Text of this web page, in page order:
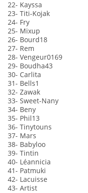
22- Kayssa
23- Titi-Kojak
24- Fry
25- Mixup
26- Bourd18
27- Rem
28- Vengeur0169
29- Boudha43
30- Carlita
31- Bells1
32- Zawak
33- Sweet-Nany
34- Beny
35- Phil13
36- Tinytouns
37- Mars
38- Babyloo
39- Tintin
40- Léannicia
41- Patmuki
42- Lacuisse
43- Artist